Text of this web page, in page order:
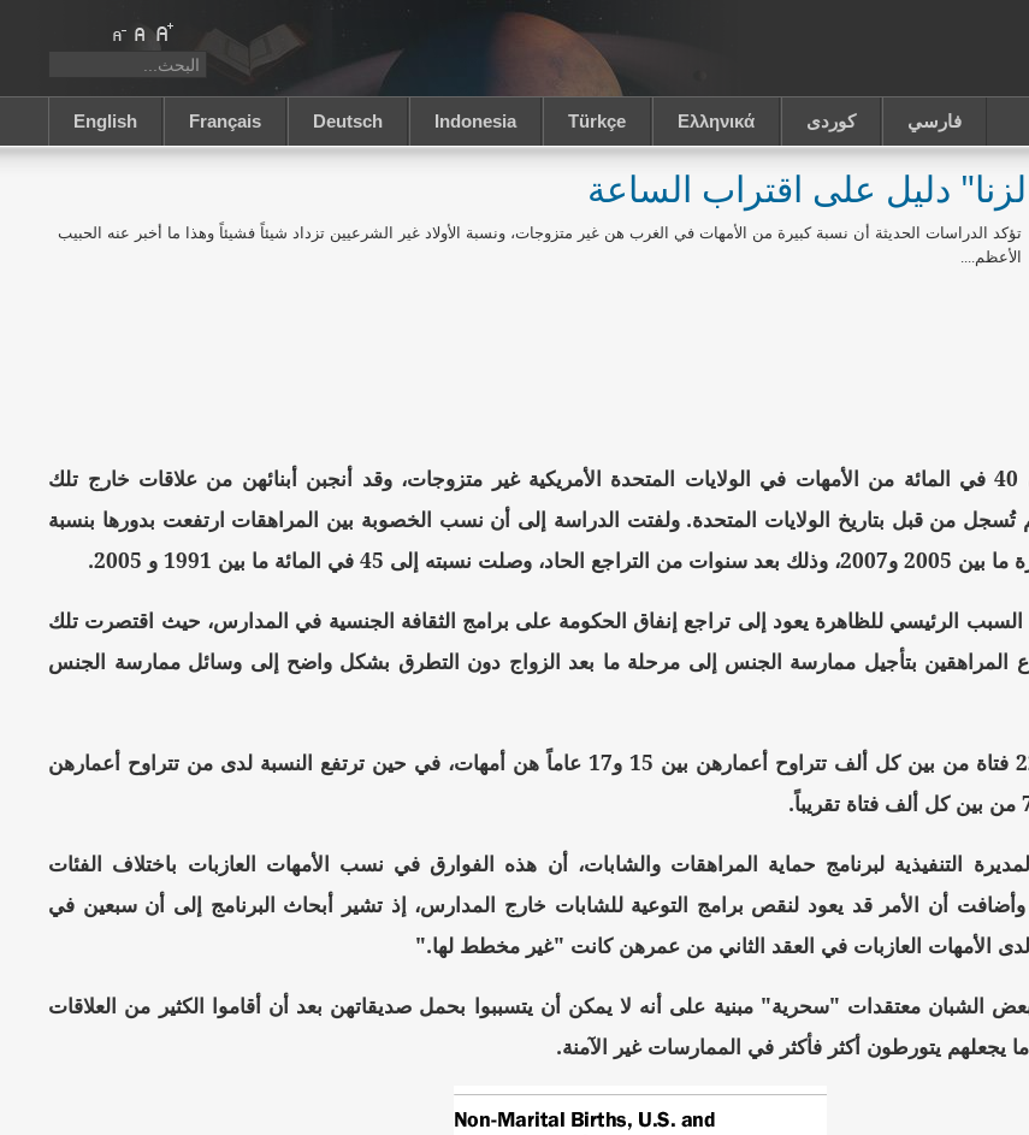
English Français Deutsch Indonesia Türkçe Ελληνικά كوردى فارسي
دليل على اقتراب الساعة
تؤكد الدراسات الحديثة أن نسبة كبيرة من الأمهات في الغرب هن غير متزوجات، ونسبة الأولاد غير الشرعيين تزداد شيئاً فشيئاً وهذا ما أخبر عنه الحبيب
الأعظم....
قالت دراسة أمريكية إن 40 في المائة من الأمهات في الولايات المتحدة الأمريكية غير متزوجات، وقد أنجبن أبنائهن من علاقات خارج تلك
من قبل بتاريخ الولايات المتحدة. ولفتت الدراسة إلى أن نسب الخصوبة بين المراهقات ارتفعت بدورها بنسبة
في المائة ما بين 1991 و 2005.
الرئيسي للظاهرة يعود إلى تراجع إنفاق الحكومة على برامج الثقافة الجنسية في المدارس، حيث اقتصرت تلك
المراهقين بتأجيل ممارسة الجنس إلى مرحلة ما بعد الزواج دون التطرق بشكل واضح إلى وسائل ممارسة الجنس
وبحسب الدراسة، فإن 22 فتاة من بين كل ألف تتراوح أعمارهن بين 15 و17 عاماً هن أمهات، في حين ترتفع النسبة لدى من تتراوح أعمارهن
التنفيذية لبرنامج حماية المراهقات والشابات، أن هذه الفوارق في نسب الأمهات العازبات باختلاف الفئات
وأضافت أن الأمر قد يعود لنقص برامج التوعية للشابات خارج المدارس، إذ تشير أبحاث البرنامج إلى أن سبعين في
الأمهات العازبات في العقد الثاني من عمرهن كانت "غير مخطط لها."
الشبان معتقدات "سحرية" مبنية على أنه لا يمكن أن يتسببوا بحمل صديقاتهن بعد أن أقاموا الكثير من العلاقات
يجعلهم يتورطون أكثر فأكثر في الممارسات غير الآمنة.